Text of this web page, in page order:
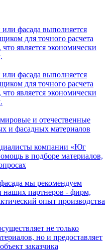
фасада выполняется
для точного расчета
является экономически
фасада выполняется
для точного расчета
является экономически
и отечественные
и фасадных материалов
компании «Юг
в подборе материалов,
мы рекомендуем
наших партнеров - фирм,
опыт производства
не только
но и предоставляет
заказчика